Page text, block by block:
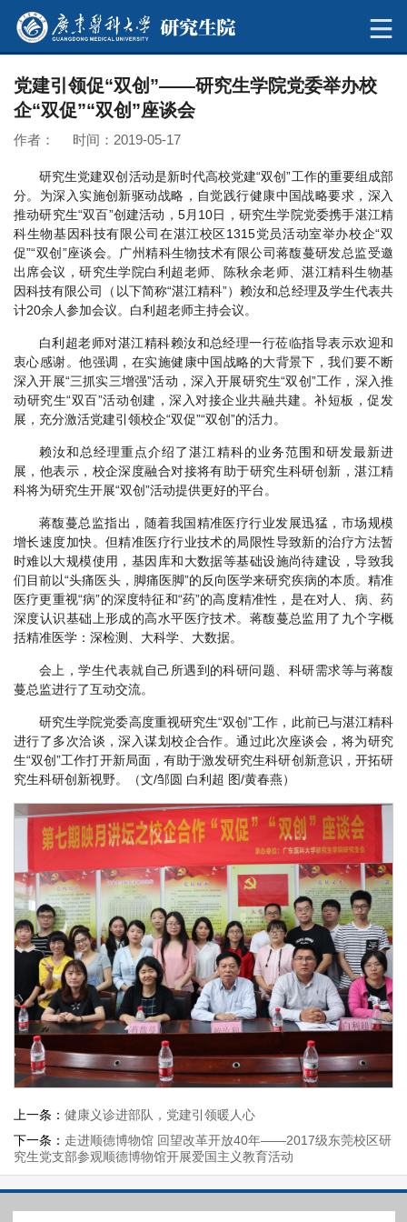
党建引领促“双创”——研究生学院党委举办校
企“双促”“双创”座谈会
作者： 时间：2019-05-17
研究生党建双创活动是新时代高校党建“双创”工作的重要组成部
分。为深入实施创新驱动战略，自觉践行健康中国战略要求，深入
推动研究生“双百”创建活动，5月10日，研究生学院党委携手湛江精
科生物基因科技有限公司在湛江校区1315党员活动室举办校企“双
促”“双创”座谈会。广州精科生物技术有限公司蒋馥蔓研发总监受邀
出席会议，研究生学院白利超老师、陈秋余老师、湛江精科生物基
因科技有限公司（以下简称“湛江精科”）赖汝和总经理及学生代表共
计20余人参加会议。白利超老师主持会议。
白利超老师对湛江精科赖汝和总经理一行莅临指导表示欢迎和
衷心感谢。他强调，在实施健康中国战略的大背景下，我们要不断
深入开展“三抓实三增强”活动，深入开展研究生“双创”工作，深入推
动研究生“双百”活动创建，深入对接企业共融共建。补短板，促发
展，充分激活党建引领校企“双促”“双创”的活力。
赖汝和总经理重点介绍了湛江精科的业务范围和研发最新进
展，他表示，校企深度融合对接将有助于研究生科研创新，湛江精
科将为研究生开展“双创”活动提供更好的平台。
蒋馥蔓总监指出，随着我国精准医疗行业发展迅猛，市场规模
增长速度加快。但精准医疗行业技术的局限性导致新的治疗方法暂
时难以大规模使用，基因库和大数据等基础设施尚待建设，导致我
们目前以“头痛医头，脚痛医脚”的反向医学来研究疾病的本质。精准
医疗更重视“病”的深度特征和“药”的高度精准性，是在对人、病、药
深度认识基础上形成的高水平医疗技术。蒋馥蔓总监用了九个字概
括精准医学：深检测、大科学、大数据。
会上，学生代表就自己所遇到的科研问题、科研需求等与蒋馥
蔓总监进行了互动交流。
研究生学院党委高度重视研究生“双创”工作，此前已与湛江精科
进行了多次洽谈，深入谋划校企合作。通过此次座谈会，将为研究
生“双创”工作打开新局面，有助于激发研究生科研创新意识，开拓研
究生科研创新视野。（文/邹圆 白利超 图/黄春燕）
上一条： 健康义诊进部队，党建引领暖人心
下一条： 走进顺德博物馆 回望改革开放40年——2017级东莞校区研
究生党支部参观顺德博物馆开展爱国主义教育活动